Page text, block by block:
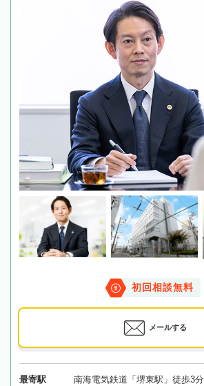
初回相談無料
メールする
最寄駅 南海電気鉄道「堺東駅」徒歩3分